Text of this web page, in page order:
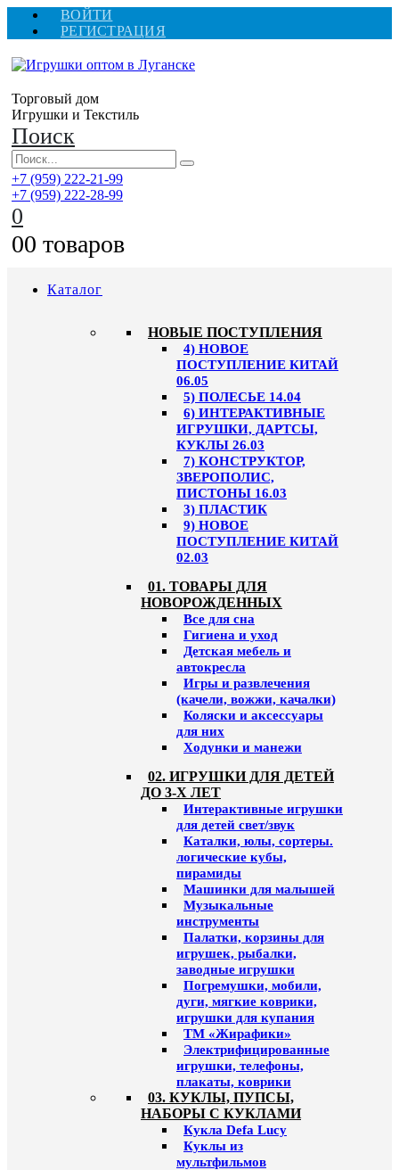
ВОЙТИ
РЕГИСТРАЦИЯ
Торговый дом
Игрушки и Текстиль
Поиск
+7 (959) 222-21-99
+7 (959) 222-28-99
0
00 товаров
Каталог
НОВЫЕ ПОСТУПЛЕНИЯ
4) НОВОЕ
ПОСТУПЛЕНИЕ КИТАЙ
06.05
5) ПОЛЕСЬЕ 14.04
6) ИНТЕРАКТИВНЫЕ
ИГРУШКИ, ДАРТСЫ,
КУКЛЫ 26.03
7) КОНСТРУКТОР,
ЗВЕРОПОЛИС,
ПИСТОНЫ 16.03
3) ПЛАСТИК
9) НОВОЕ
ПОСТУПЛЕНИЕ КИТАЙ
02.03
01. ТОВАРЫ ДЛЯ
НОВОРОЖДЕННЫХ
Все для сна
Гигиена и уход
Детская мебель и
автокресла
Игры и развлечения
(качели, вожжи, качалки)
Коляски и аксессуары
для них
Ходунки и манежи
02. ИГРУШКИ ДЛЯ ДЕТЕЙ
ДО 3-Х ЛЕТ
Интерактивные игрушки
для детей свет/звук
Каталки, юлы, сортеры.
логические кубы,
пирамиды
Машинки для малышей
Музыкальные
инструменты
Палатки, корзины для
игрушек, рыбалки,
заводные игрушки
Погремушки, мобили,
дуги, мягкие коврики,
игрушки для купания
ТМ «Жирафики»
Электрифицированные
игрушки, телефоны,
плакаты, коврики
03. КУКЛЫ, ПУПСЫ,
НАБОРЫ С КУКЛАМИ
Кукла Defa Lucy
Куклы из
мультфильмов